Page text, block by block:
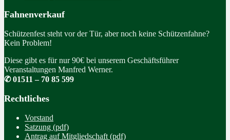
Fahnenverkauf
Schützenfest steht vor der Tür, aber noch keine Schützenfahne?
Kein Problem!
Diese gibt es für nur 90€ bei unserem Geschäftsführer
Veranstaltungen Manfred Werner.
✆ 01511 – 70 85 599
Rechtliches
Vorstand
Satzung (pdf)
Antrag auf Mitgliedschaft (pdf)